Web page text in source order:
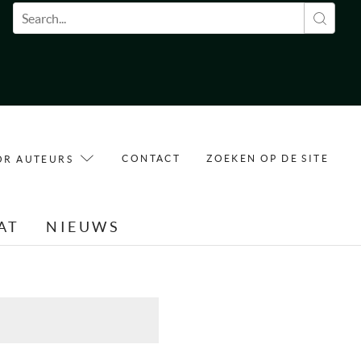
Zoekveld
AUTEURS CONTACT ZOEKEN OP DE SITE
NIEUWS